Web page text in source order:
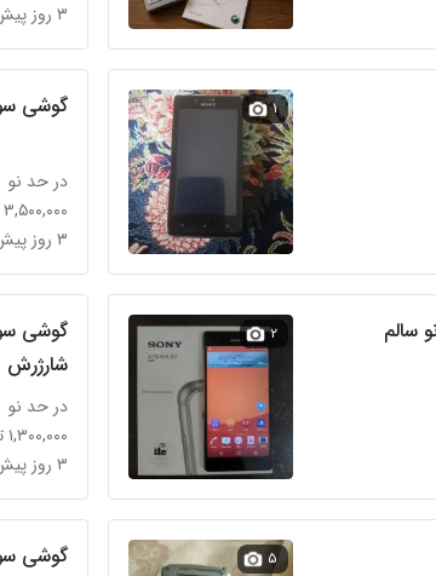
۳ روز پیش در خاوران
۱ گوشی
در حد نو
۳,۵۰۰,۰۰۰ تومان
۳ روز پیش در جوادیه
۲
شارژرش
در حد نو
۱,۳۰۰,۰۰۰ تومان
۳ روز پیش در توحید
۵ گوشی